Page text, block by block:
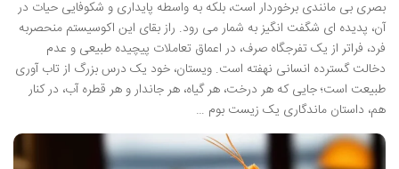
بصری بی مانندی برخوردار است، بلکه به واسطه پایداری و شکوفایی حیات در
آن، پدیده ای شگفت انگیز به شمار می رود. راز بقای این اکوسیستم منحصربه
فرد، فراتر از یک تفرجگاه صرف، در اعماق تعاملات پیچیده طبیعی و عدم
دخالت گسترده انسانی نهفته است. ویستان، خود یک درس بزرگ از تاب آوری
طبیعت است؛ جایی که هر درخت، هر گیاه، هر جاندار و هر قطره آب، در کنار
هم، داستان ماندگاری یک زیست بوم …